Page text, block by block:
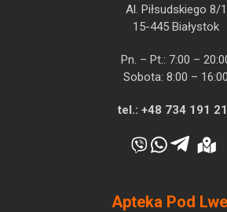
Al. Piłsudskiego 8/1
15-445 Białystok
Pn. – Pt.: 7:00 –
Sobota: 8:00 – 16:00
tel.: +48 734 191
Apteka Pod